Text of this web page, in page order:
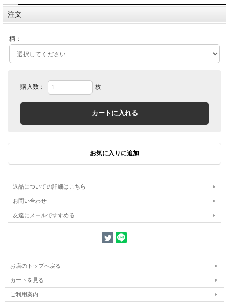
注文
柄：
購入数： 枚
返品についての詳細はこちら
お問い合わせ
友達にメールですすめる
お店のトップへ戻る
カートを見る
ご利用案内